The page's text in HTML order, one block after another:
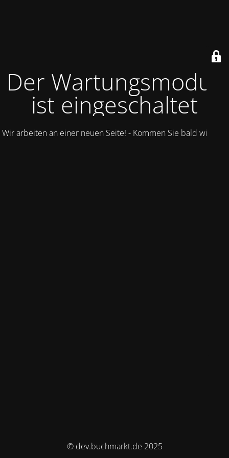
Der Wartungsmodus
ist eingeschaltet
Wir arbeiten an einer neuen Seite! - Kommen Sie bald wieder.
© dev.buchmarkt.de 2025